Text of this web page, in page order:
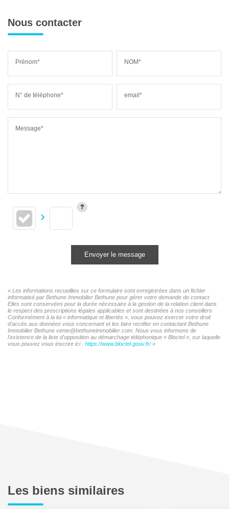
Nous contacter
Prénom* NOM*
N° de téléphone* email*
Message*
Envoyer le message
« Les informations recueillies sur ce formulaire sont enregistrées dans un fichier
informatisé par Bethune Immobilier Bethune pour gérer votre demande de contact.
Elles sont conservées pour la durée nécessaire à la gestion de la relation client dans
le respect des prescriptions légales applicables et sont destinées à nos conseillers
Conformément à la loi « informatique et libertés », vous pouvez exercer votre droit
d'accès aux données vous concernant et les faire rectifier en contactant Bethune
Immobilier Bethune vente@bethuneimmobilier.com. Nous vous informons de
l'existence de la liste d'opposition au démarchage téléphonique « Bloctel », sur laquelle
vous pouvez vous inscrire ici : https://www.bloctel.gouv.fr/»
Les biens similaires